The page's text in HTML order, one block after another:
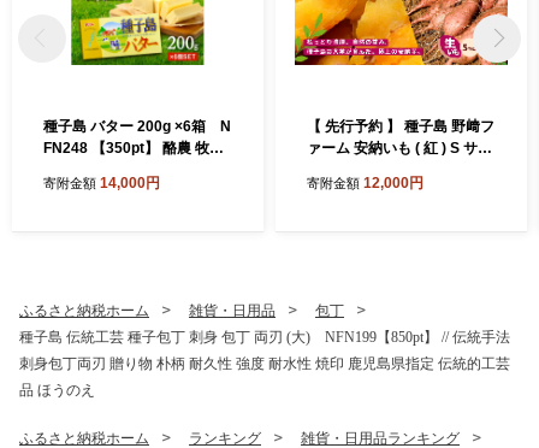
種子島 バター 200g ×6箱 N
FN248 【350pt】 酪農 牧場
普段使い 生乳 牛乳 風味豊か
寄附金額 14,000円
【 先行予約 】 種子島 野﨑フ
ァーム 安納いも ( 紅 ) S サイ
安納芋 本場 糖度 熟成期間 G.
寄附金額 12,000円
ふるさと納税ホーム 雑貨・日用品
包丁
種子島 伝統工芸 種子包丁 刺身 包丁 両刃 (大) NFN199【850pt】 // 伝統手法
刺身包丁両刃 贈り物 朴柄 耐久性 強度 耐水性 焼印 鹿児島県指定 伝統的工芸
品 ほうのえ
ふるさと納税ホーム ランキング
雑貨・日用品ランキング